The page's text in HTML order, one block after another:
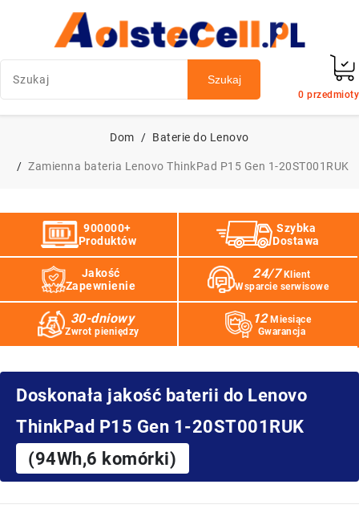
Szukaj
0 przedmioty
Dom Baterie do Lenovo
Zamienna bateria Lenovo ThinkPad P15 Gen 1-20ST001RUK
900000+
Produktów
Szybka
Dostawa
Jakość
Zapewnienie
24/7 Klient
Wsparcie serwisowe
30-dniowy
Zwrot pieniędzy
12 Miesiące
Gwarancja
Doskonała jakość baterii do Lenovo
ThinkPad P15 Gen 1-20ST001RUK
(94Wh,6 komórki)